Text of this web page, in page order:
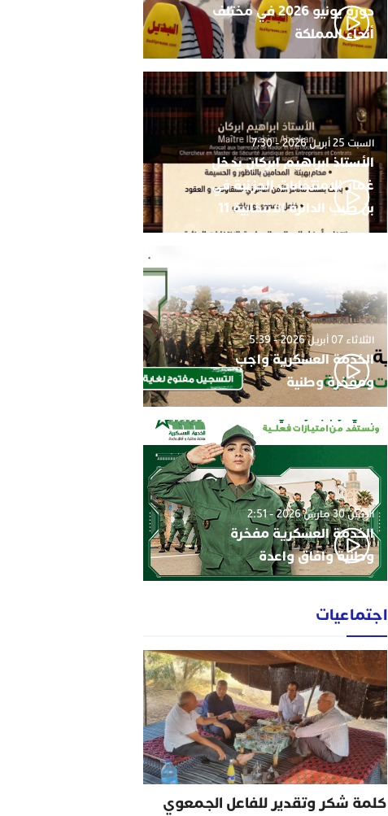
دورة يونيو 2026 في مختلف
أنحاء المملكة
السبت 25 أبريل 2026 - 7:30
الأستاذ ابراهيم ابركان يدخل
غمار الامنتخابات الجزئية في
بن طيب الدائرة الانتخابية 11
الثلاثاء 07 أبريل 2026 - 5:39
الخدمة العسكرية واجب
ومفخرة وطنية
الإثنين 30 مارس 2026 - 2:51
الخدمة العسكرية مفخرة
وطنية وافاق واعدة
اجتماعيات
كلمة شكر وتقدير للفاعل الجمعوي